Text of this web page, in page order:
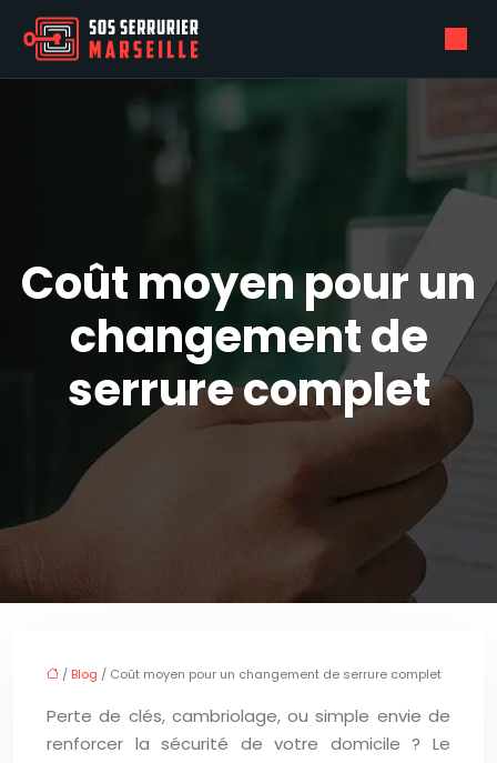
Coût moyen pour un
changement de
serrure complet
/ Blog / Coût moyen pour un changement de serrure complet
Perte de clés, cambriolage, ou simple envie de
renforcer la sécurité de votre domicile ? Le